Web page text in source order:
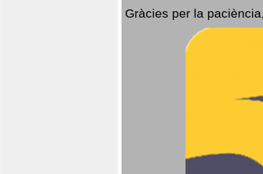
Gràcies per la